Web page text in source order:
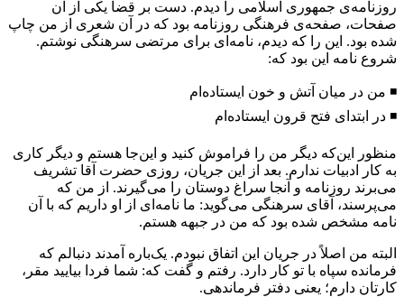
روزنامه‌ی جمهوری اسلامی را دیدم. دست بر قضا یکی از آن
صفحات، صفحه‌ی فرهنگی روزنامه بود که در آن شعری از من چاپ
شده بود. این را که دیدم، نامه‌ای برای مرتضی سرهنگی نوشتم.
شروع نامه این بود که:
◾️ من در میان آتش و خون ایستاده‌ام
◾️ در ابتدای فتح قرون ایستاده‌ام
منظور این‌که دیگر من را فراموش کنید و این‌جا هستم و دیگر کاری
به کار ادبیات ندارم. بعد از این جریان، روزی حضرت آقا تشریف
می‌برند روزنامه و آنجا سراغ دوستان را می‌گیرند. از من که
می‌پرسند، آقای سرهنگی می‌گوید: ما نامه‌ای از او داریم که با آن
نامه مشخص شده بود که من در جبهه هستم.
البته من اصلاً در جریان این اتفاق نبودم. یک‌باره آمدند دنبالم که
فرمانده‌ سپاه با تو کار دارد. رفتم و گفت که: شما فردا بیایید مقر،
کارتان دارم؛ یعنی دفتر فرماندهی.